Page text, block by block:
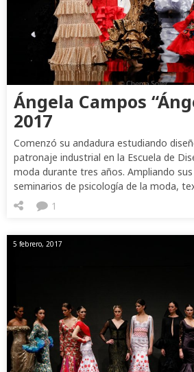
Ángela Campos
2017
Comenzó su andadura estudiando
patronaje industrial en la Escuela de
moda durante tres años. Ampliando
seminarios de psicología de la moda,
1
5 febrero, 2017